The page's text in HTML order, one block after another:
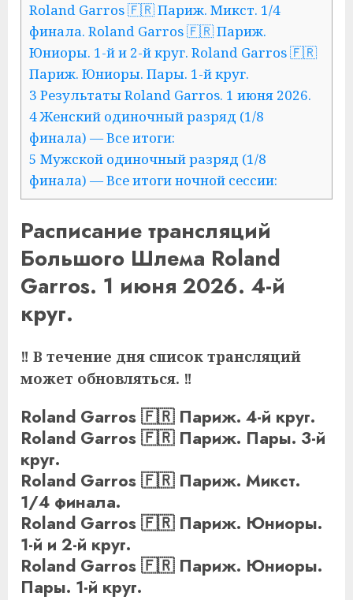
Roland Garros 🇫🇷 Париж. Микст. 1/4
финала. Roland Garros 🇫🇷 Париж.
Юниоры. 1-й и 2-й круг. Roland Garros 🇫🇷
Париж. Юниоры. Пары. 1-й круг.
3 Результаты Roland Garros. 1 июня 2026.
4 Женский одиночный разряд (1/8
финала) — Все итоги:
5 Мужской одиночный разряд (1/8
финала) — Все итоги ночной сессии:
Расписание трансляций
Большого Шлема Roland
Garros. 1 июня 2026. 4-й
круг.
‼ В течение дня список трансляций
может обновляться. ‼
Roland Garros 🇫🇷 Париж. 4-й круг.
Roland Garros 🇫🇷 Париж. Пары. 3-й
круг.
Roland Garros 🇫🇷 Париж. Микст.
1/4 финала.
Roland Garros 🇫🇷 Париж. Юниоры.
1-й и 2-й круг.
Roland Garros 🇫🇷 Париж. Юниоры.
Пары. 1-й круг.